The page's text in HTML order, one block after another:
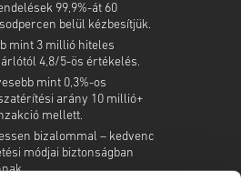
99,9%-át 60
belül kézbesítjük.
mint 3 millió hiteles
4,8/5-ös értékelés.
mint 0,3%-os
arány 10 millió+
mellett.
bizalommal – kedvenc
módjai biztonságban